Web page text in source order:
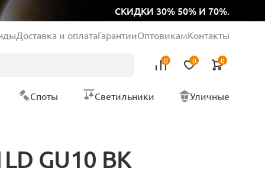
СКИДКИ 30% 50% И 70%.
Доставка и оплатаГарантииОптовикамКонтакты
0 0 0
Споты Светильники Уличные
GU10 BK